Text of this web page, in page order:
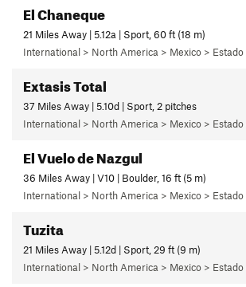
El Chaneque
21 Miles Away | 5.12a | Sport, 60 ft (18 m)
Extasis Total
37 Miles Away | 5.10d | Sport, 2 pitches
El Vuelo de Nazgul
36 Miles Away | V10 | Boulder, 16 ft (5 m)
Tuzita
21 Miles Away | 5.12d | Sport, 29 ft (9 m)